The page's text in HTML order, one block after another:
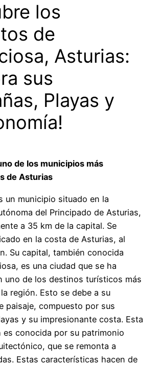
los
de
Asturias:
sus
Playas y
de los municipios más
de Asturias
un municipio situado en la
del Principado de Asturias,
a 35 km de la capital. Se
en la costa de Asturias, al
Su capital, también conocida
es una ciudad que se ha
uno de los destinos turísticos más
región. Esto se debe a su
paisaje, compuesto por sus
y su impresionante costa. Esta
es conocida por su patrimonio
que se remonta a
Estas características hacen de